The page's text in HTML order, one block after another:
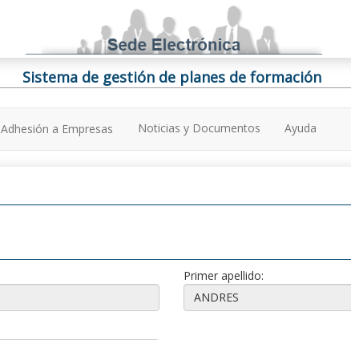
Sistema de gestión de planes de formación
Adhesión a Empresas Noticias y Documentos Ayuda
Primer apellido: